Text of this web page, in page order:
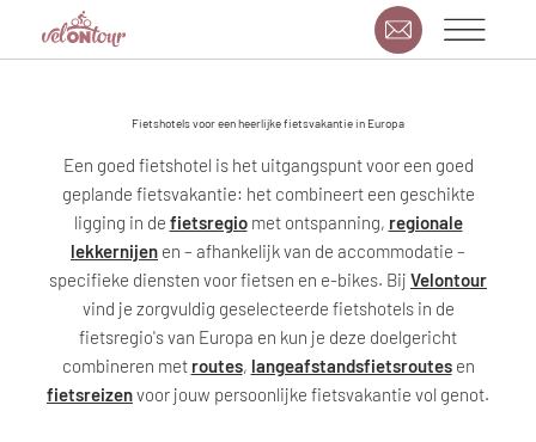
Fietshotels voor een heerlijke fietsvakantie in Europa
Een goed fietshotel is het uitgangspunt voor een goed
geplande fietsvakantie: het combineert een geschikte
ligging in de fietsregiomet ontspanning, regionale
lekkernijen en – afhankelijk van de accommodatie –
specifieke diensten voor fietsen en e-bikes. Bij Velontour
vind je zorgvuldig geselecteerde fietshotels in de
fietsregio's van Europa en kun je deze doelgericht
combineren met routes, langeafstandsfietsroutesen
fietsreizenvoor jouw persoonlijke fietsvakantie vol genot.